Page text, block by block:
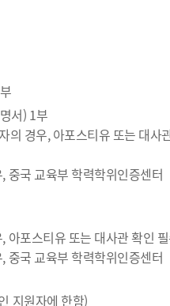
서) 1부
의 경우, 아포스티유 또는 대사
중국 교육부 학력학위인증센터
아포스티유 또는 대사관 확인
중국 교육부 학력학위인증센터
지원자에 한함)